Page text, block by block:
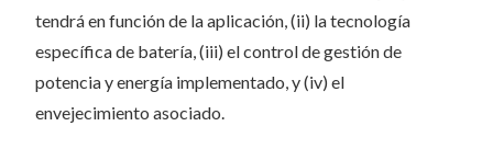
tendrá en función de la aplicación, (ii) la tecnología
específica de batería, (iii) el control de gestión de
potencia y energía implementado, y (iv) el
envejecimiento asociado.